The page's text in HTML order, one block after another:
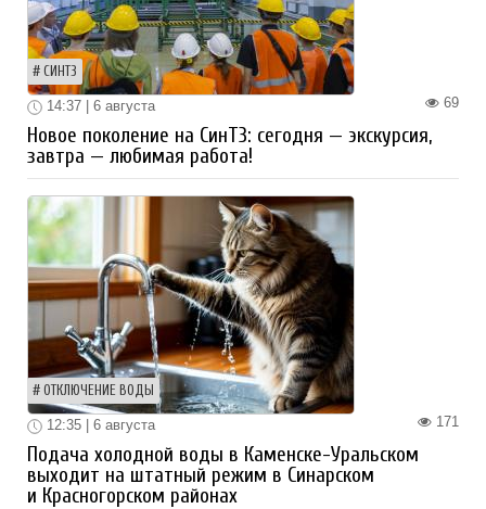
СИНТЗ
69
14:37 | 6 августа
Новое поколение на СинТЗ: сегодня — экскурсия,
завтра — любимая работа!
ОТКЛЮЧЕНИЕ ВОДЫ
171
12:35 | 6 августа
Подача холодной воды в Каменске-Уральском
выходит на штатный режим в Синарском
и Красногорском районах